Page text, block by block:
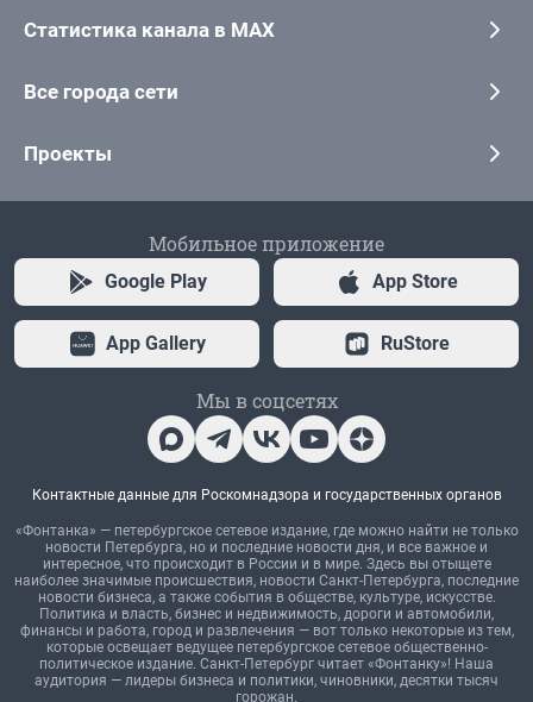
Статистика канала в MAX
Все города сети
Проекты
Мобильное приложение
Google Play App Store
App Gallery RuStore
Мы в соцсетях
Контактные данные для Роскомнадзора и государственных органов
«Фонтанка» — петербургское сетевое издание, где можно найти не только
новости Петербурга, но и последние новости дня, и все важное и
интересное, что происходит в России и в мире. Здесь вы отыщете
наиболее значимые происшествия, новости Санкт-Петербурга, последние
новости бизнеса, а также события в обществе, культуре, искусстве.
Политика и власть, бизнес и недвижимость, дороги и автомобили,
финансы и работа, город и развлечения — вот только некоторые из тем,
которые освещает ведущее петербургское сетевое общественно-
политическое издание. Санкт-Петербург читает «Фонтанку»! Наша
аудитория — лидеры бизнеса и политики, чиновники, десятки тысяч
горожан.